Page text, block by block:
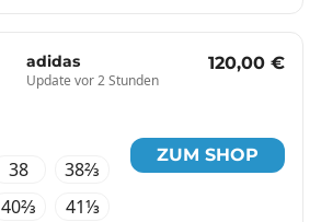
adidas
Update vor 2 Stunden
120,00 €
38
38⅔
40⅔
41⅓
ZUM SHOP